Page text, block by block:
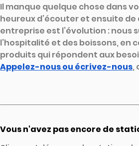
Il manque quelque chose dans
heureux d’écouter et ensuite
entreprise est l’évolution : nous
l’hospitalité et des boissons,
produits qui répondent aux
Appelez-nous ou écrivez-nous,
Vous n'avez pas encore de